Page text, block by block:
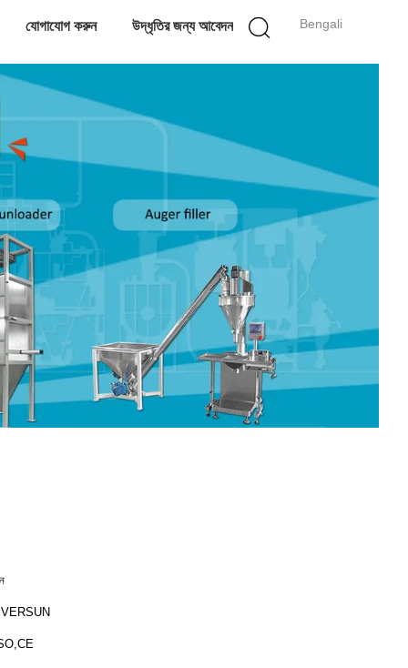
Bengali
যোগাযোগ করুন উদ্ধৃতির জন্য আবেদন